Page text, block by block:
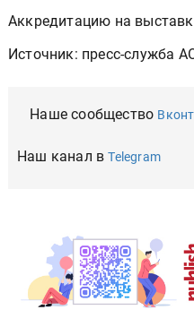
Аккредитацию на
Источник: пресс-служба
Наше сообщество
Наш канал вTelegram